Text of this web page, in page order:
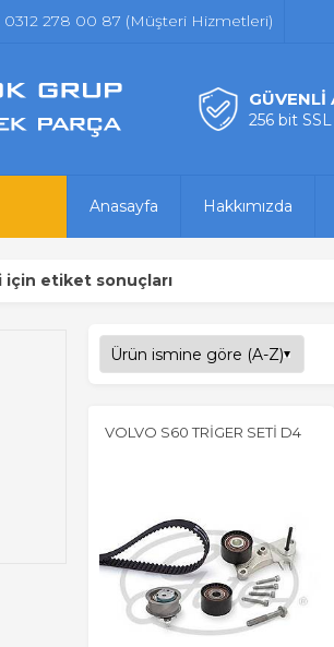
0312 278 00 87 (Müşteri Hizmetleri)
GÜVENLİ
256 bit
Anasayfa Hakkımızda
için etiket sonuçları
VOLVO S60 TRİGER SETİ D4